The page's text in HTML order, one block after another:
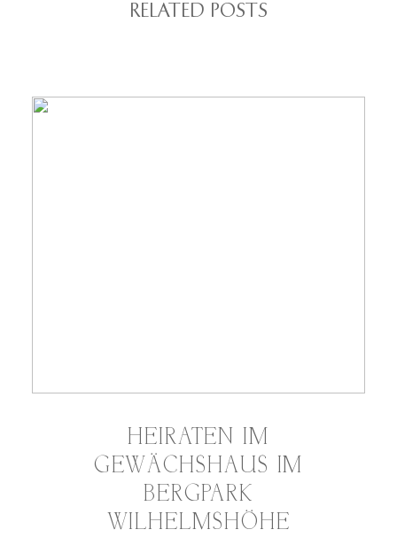
RELATED POSTS
HEIRATEN IM
GEWÄCHSHAUS IM
BERGPARK
WILHELMSHÖHE